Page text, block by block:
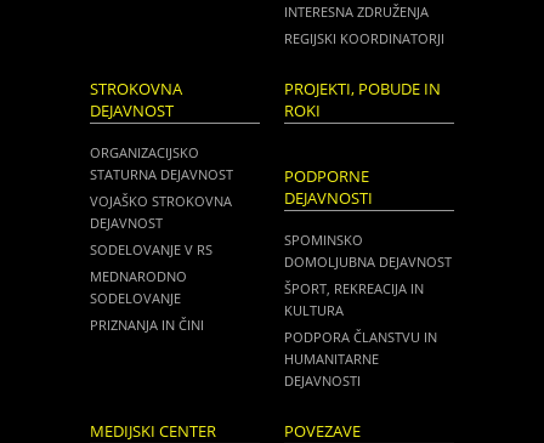
INTERESNA ZDRUŽENJA
REGIJSKI KOORDINATORJI
STROKOVNA
DEJAVNOST
ORGANIZACIJSKO
STATURNA DEJAVNOST
VOJAŠKO STROKOVNA
DEJAVNOST
SODELOVANJE V RS
MEDNARODNO
SODELOVANJE
PRIZNANJA IN ČINI
PROJEKTI, POBUDE IN
ROKI
PODPORNE
DEJAVNOSTI
SPOMINSKO
DOMOLJUBNA DEJAVNOST
ŠPORT, REKREACIJA IN
KULTURA
PODPORA ČLANSTVU IN
HUMANITARNE
DEJAVNOSTI
MEDIJSKI CENTER POVEZAVE